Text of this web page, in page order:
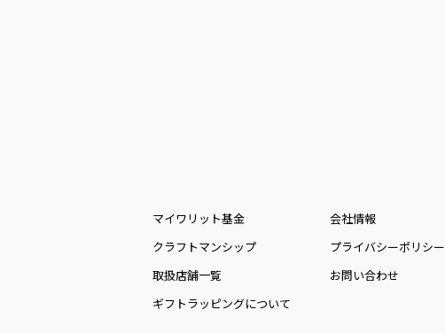
マイワリット基金
クラフトマンシップ
取扱店舗一覧
ギフトラッピングについて
会社情報
プライバシーポリシー
お問い合わせ